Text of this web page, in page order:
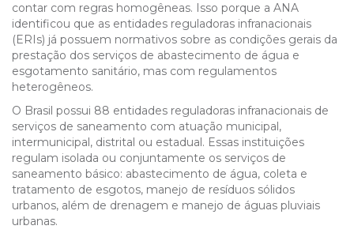
contar com regras homogêneas. Isso porque a ANA
identificou que as entidades reguladoras infranacionais
(ERIs) já possuem normativos sobre as condições gerais da
prestação dos serviços de abastecimento de água e
esgotamento sanitário, mas com regulamentos
heterogêneos.
O Brasil possui 88 entidades reguladoras infranacionais de
serviços de saneamento com atuação municipal,
intermunicipal, distrital ou estadual. Essas instituições
regulam isolada ou conjuntamente os serviços de
saneamento básico: abastecimento de água, coleta e
tratamento de esgotos, manejo de resíduos sólidos
urbanos, além de drenagem e manejo de águas pluviais
urbanas.